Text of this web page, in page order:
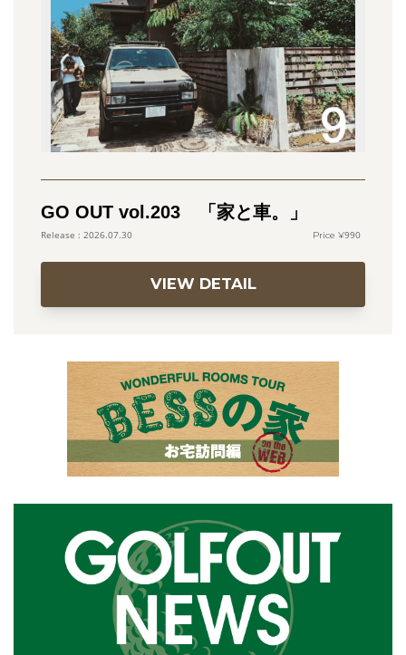
GO OUT vol.203 「家と車。」
2026.07.30 990
VIEW DETAIL